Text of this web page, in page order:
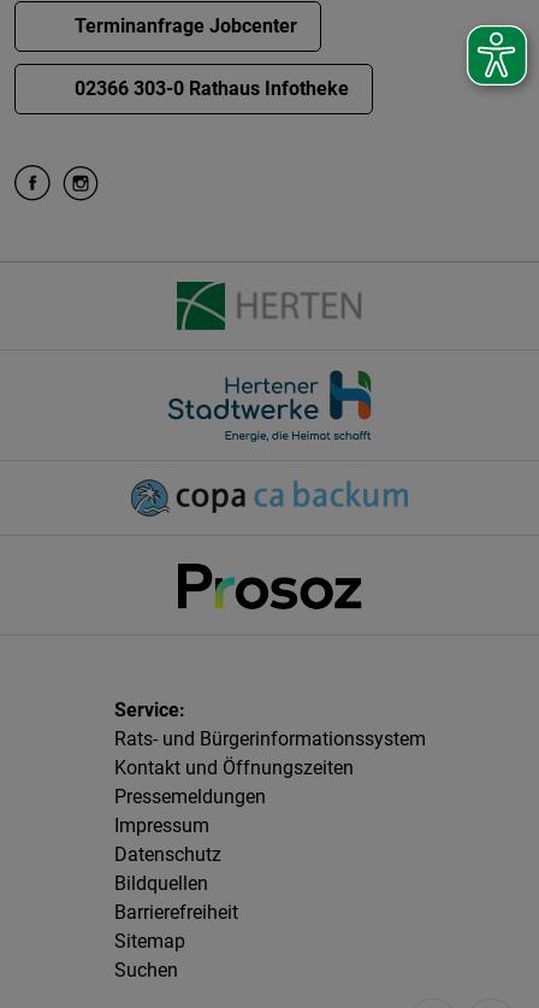
Terminanfrage Jobcenter
02366 303-0 Rathaus Infotheke
Rats- und Bürgerinformationssystem
Kontakt und Öffnungszeiten
Pressemeldungen
Impressum
Datenschutz
Bildquellen
Barrierefreiheit
Sitemap
Suchen